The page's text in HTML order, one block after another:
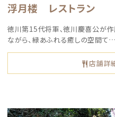
浮月楼 レストラン
徳川第15代将軍、徳川慶喜公が
ながら、緑あふれる癒しの空間て…
店舗詳